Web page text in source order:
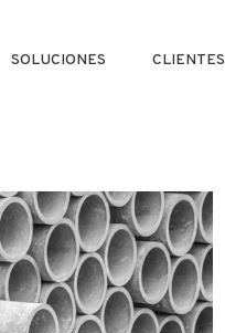
SOLUCIONES CLIENTES